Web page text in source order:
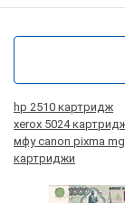
hp 2510 картридж
xerox 5024
мфу canon pixma
картриджи